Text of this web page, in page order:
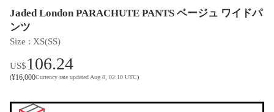
Jaded London PARACHUTE PANTS ベージュ ワイドパ
ンツ
Size : XS(SS)
US$106.24
(¥16,000Currency rate updated Aug 8, 02:10 UTC)